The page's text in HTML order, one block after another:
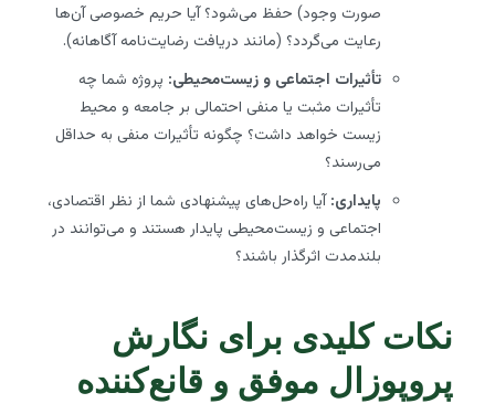
صورت وجود) حفظ می‌شود؟ آیا حریم خصوصی آن‌ها
رعایت می‌گردد؟ (مانند دریافت رضایت‌نامه آگاهانه).
تأثیرات اجتماعی و زیست‌محیطی:پروژه شما چه
تأثیرات مثبت یا منفی احتمالی بر جامعه و محیط
زیست خواهد داشت؟ چگونه تأثیرات منفی به حداقل
می‌رسند؟
پایداری:آیا راه‌حل‌های پیشنهادی شما از نظر اقتصادی،
اجتماعی و زیست‌محیطی پایدار هستند و می‌توانند در
بلندمدت اثرگذار باشند؟
نکات کلیدی برای نگارش
پروپوزال موفق و قانع‌کننده